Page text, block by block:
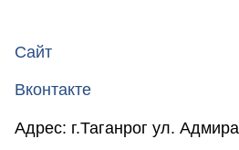
Сайт
Вконтакте
Адрес: г.Таганрог ул.